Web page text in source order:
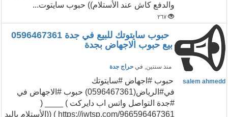
والدفع كاش عند الأستلام)) حبوب سايتوت...
٢٦٧
حبوب سايتوتك للبيع في جدة 0596467361
بيع حبوب الاجهاض بجدة
منذ سنتين, في حراج جدة
salem ahmedd
حبوب #اجهاض #سايتوتك
في#الرياض(0596467361) حبوب #الاجهاض في
#جدة التواصل واتس اب دايركت ) ____ (
https://iwtsp.com/966596467361 ) ((الأستلام باليد